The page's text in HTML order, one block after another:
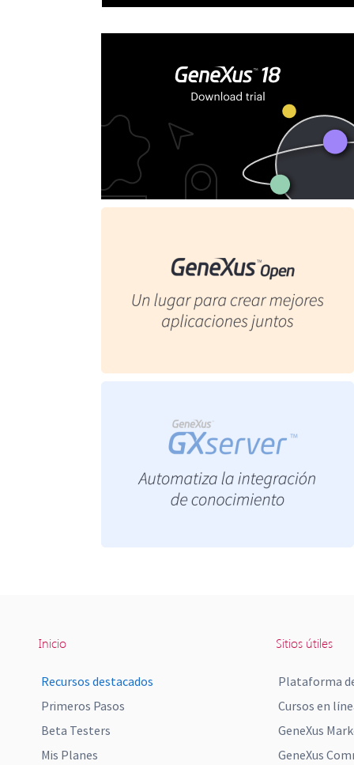
Inicio
Recursos destacados
Primeros Pasos
Beta Testers
Mis Planes
Sitios útiles
Plataforma
Cursos en
GeneXus
GeneXus